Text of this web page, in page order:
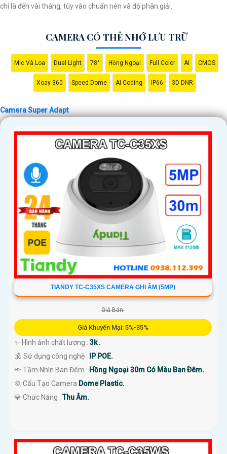
chí là đến vài tháng, tùy vào chuẩn nén và độ phân giải.
CAMERA CÓ THẺ NHỚ LƯU TRỮ
Mic Và Loa Dual Light 78° Hồng Ngoại Full Color AI CMOS
Xoay 360 Speed Dome AI Coding IP66 3D DNR
Camera Super Adapt
TIANDY TC-C35XS CAMERA GHI ÂM (5MP)
Giá Bán:
Giá Khuyến Mại: 5%-35%
✨ Hình ảnh chất lượng : 3k .
🕉️ Sử dụng công nghệ : IP POE.
🔦 Tầm Nhìn Ban Đêm : Hồng Ngoại 30m Có Màu Ban Ðêm.
💢 Cấu Tạo Camera Dome Plastic.
️💎 Chức Năng :Thu Âm.